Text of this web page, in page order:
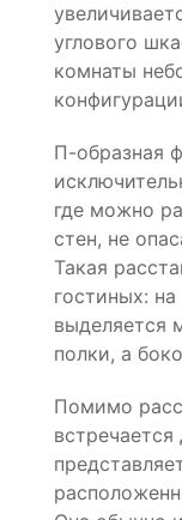
углового
комнаты
П-образная
где можно
стен, не
Такая
гостиных:
выделяется
полки, а
Помимо